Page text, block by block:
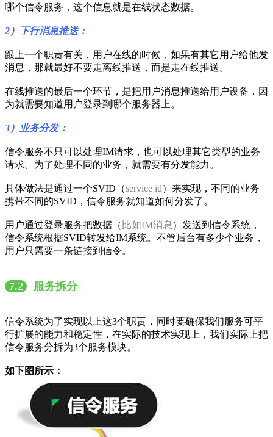
哪个信令服务，这个信息就是在线状态数据。
2）下行消息推送：
跟上一个职责有关，用户在线的时候，如果有其它用户给他发
消息，那就最好不要走离线推送，而是走在线推送。
在线推送的最后一个环节，是把用户消息推送给用户设备，因
为就需要知道用户登录到哪个服务器上。
3）业务分发：
信令服务不只可以处理IM请求，也可以处理其它类型的业务
请求。为了处理不同的业务，就需要有分发能力。
具体做法是通过一个SVID（service id）来实现，不同的业务
携带不同的SVID，信令服务就知道如何分发了。
用户通过登录服务把数据（ 比如IM消息 ）发送到信令系统，
信令系统根据SVID转发给IM系统。不管后台有多少个业务，
用户只需要一条链接到信令。
7.2 服务拆分
信令系统为了实现以上这3个职责，同时要确保我们服务可平
行扩展的能力和稳定性，在实际的技术实现上，我们实际上把
信令服务分拆为3个服务模块。
如下图所示：